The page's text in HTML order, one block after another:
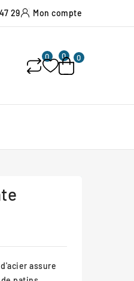
29 Mon compte
0 0 0
assure